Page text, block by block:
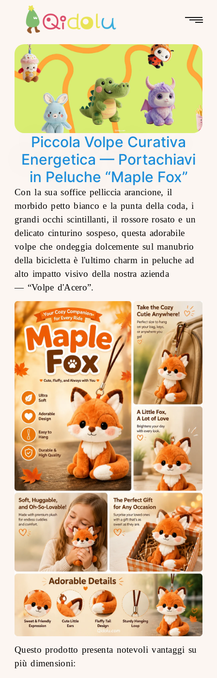
Piccola Volpe Curativa
Energetica — Portachiavi
in Peluche “Maple Fox”
Con la sua soffice pelliccia arancione, il
morbido petto bianco e la punta della coda, i
grandi occhi scintillanti, il rossore rosato e un
delicato cinturino sospeso, questa adorabile
volpe che ondeggia dolcemente sul manubrio
della bicicletta è l'ultimo charm in peluche ad
alto impatto visivo della nostra azienda
— “Volpe d'Acero”.
Questo prodotto presenta notevoli vantaggi su
più dimensioni: